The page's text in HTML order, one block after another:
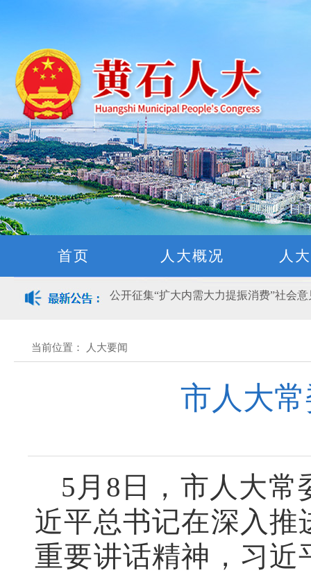
首页 人大概况 人
黄石市人民代表大会常务委员会公告
关于征集立法工作规划（2027年—2031
关于征求《黄石市停车场建设管理条例
公开征集“扩大内需大力提振消费”社会
黄石市人民代表大会常务委员会公告
黄石市人民代表大会常务委员会公告
黄石市人民代表大会常务委员会公告
关于征求《黄石市停车场建设管理条例
公开征集“扩大内需大力提振消费”社会
黄石市人民代表大会常务委员会公告
当前位置： 人大要闻
市人大
5月8日，市人大
近平总书记在深入
重要讲话精神，习